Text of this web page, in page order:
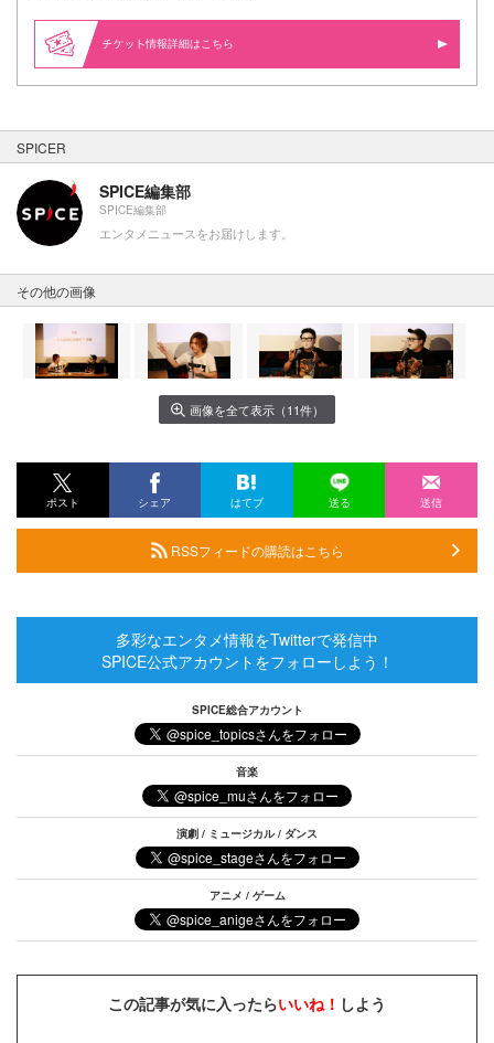
情報詳細はこちら
SPICER
SPICE編集部
SPICE編集部
エンタメニュースをお届けします。
その他の画像
画像を全て表示（11件）
ポスト シェア はてブ 送る 送信
RSSフィードの購読はこちら
多彩なエンタメ情報をTwitterで発信中
SPICE公式アカウントをフォローしよう！
SPICE総合アカウント
音楽
演劇 / ミュージカル / ダンス
アニメ / ゲーム
この記事が気に入ったらいいね！ しよう